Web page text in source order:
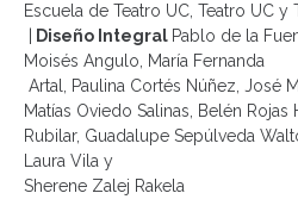
Escuela de Teatro UC, Teatro UC
Diseño Integral Pablo de la
Moisés Angulo, María Fernanda
Artal, Paulina Cortés Núñez, José
Matías Oviedo Salinas, Belén
Rubilar, Guadalupe Sepúlveda
Laura Vila y
Sherene Zalej Rakela